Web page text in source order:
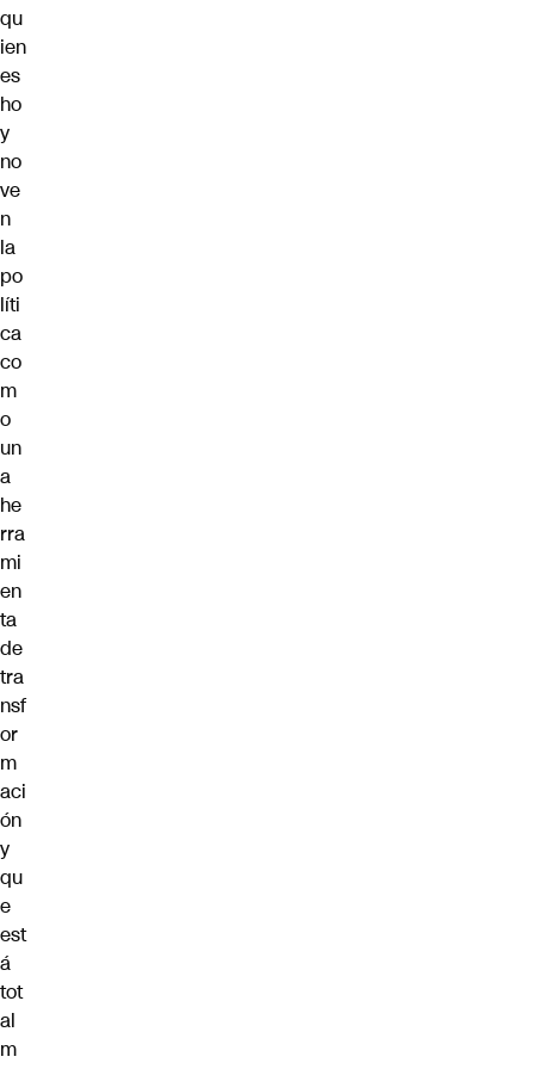
qu
ien
es
ho
y
no
ve
n
la
po
líti
ca
co
m
o
un
a
he
rra
mi
en
ta
de
tra
nsf
or
m
aci
ón
y
qu
e
est
á
tot
al
m